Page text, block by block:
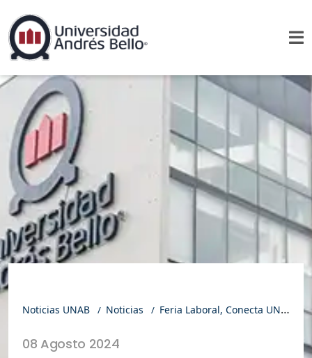
Noticias UNAB Noticias Feria Laboral, Conecta UNAB, Concepción: uniendo nexos entre empleadores, alumnos y egresados
08 Agosto 2024